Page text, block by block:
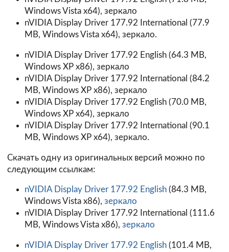
Windows Vista x64), зеркало
nVIDIA Display Driver 177.92 International (77.9
MB, Windows Vista x64), зеркало.
nVIDIA Display Driver 177.92 English (64.3 MB,
Windows XP x86), зеркало
nVIDIA Display Driver 177.92 International (84.2
MB, Windows XP x86), зеркало
nVIDIA Display Driver 177.92 English (70.0 MB,
Windows XP x64), зеркало
nVIDIA Display Driver 177.92 International (90.1
MB, Windows XP x64), зеркало.
Скачать одну из оригинальных версий можно по
следующим ссылкам:
nVIDIA Display Driver 177.92 English(84.3 MB,
Windows Vista x86), зеркало
nVIDIA Display Driver 177.92 International (111.6
MB, Windows Vista x86), зеркало
nVIDIA Display Driver 177.92 English(101.4 MB,